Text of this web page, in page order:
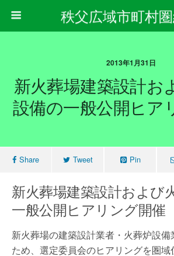
秩父広域市町村
2013年1月31日
新火葬場建築設計お
設備の一般公開ヒア
Share Tweet Pin
新火葬場建築設計および
一般公開ヒアリング開催
新火葬場の建築設計業者・火葬炉設備
ため、選定委員会のヒアリングを圏